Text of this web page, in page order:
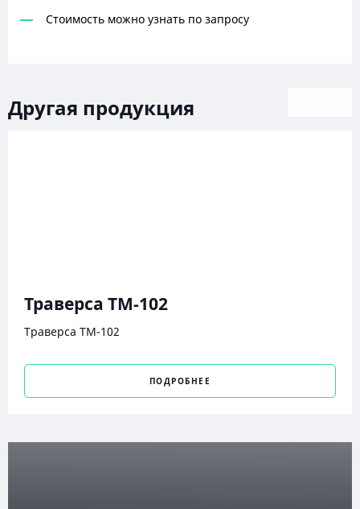
Стоимость можно узнать по запросу
Другая продукция
Траверса ТМ-102
Траверса ТМ-102
ПОДРОБНЕЕ